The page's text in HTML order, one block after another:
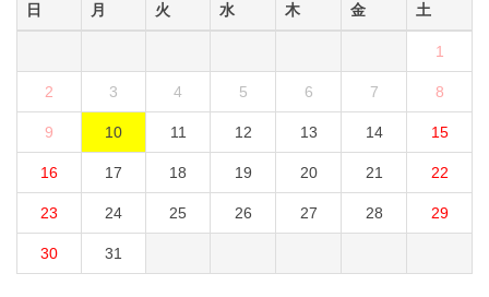
日 月 火 水 木 金 土
1
2 3 4 5 6 7 8
9 10 11 12 13 14 15
16 17 18 19 20 21 22
23 24 25 26 27 28 29
30 31